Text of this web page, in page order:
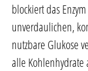
blockiert das
unverdaulichen,
nutzbare Glukose
alle